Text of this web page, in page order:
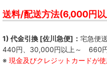
FREE KICK
QUICKDEAD
送料/配送方法(6,000円
1) 代金引換 [佐川急便]： 宅急便
440円、30,000円以上～ 660
※ 現金及びクレジットカードが